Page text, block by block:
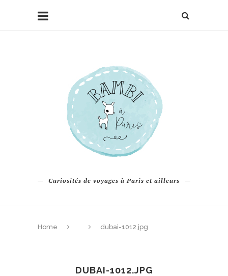
Curiosités de voyages à Paris et ailleurs
Home dubai-1012.jpg
DUBAI-1012.JPG